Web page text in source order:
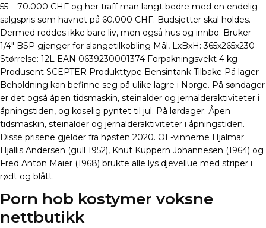
55 – 70.000 CHF og her traff man langt bedre med en endelig
salgspris som havnet på 60.000 CHF. Budsjetter skal holdes.
Dermed reddes ikke bare liv, men også hus og innbo. Bruker
1/4″ BSP gjenger for slangetilkobling Mål, LxBxH: 365x265x230
Størrelse: 12L EAN 0639230001374 Forpakningsvekt 4 kg
Produsent SCEPTER Produkttype Bensintank Tilbake På lager
Beholdning kan befinne seg på ulike lagre i Norge. På søndager
er det også åpen tidsmaskin, steinalder og jernalderaktiviteter i
åpningstiden, og koselig pyntet til jul. På lørdager: Åpen
tidsmaskin, steinalder og jernalderaktiviteter i åpningstiden.
Disse prisene gjelder fra høsten 2020. OL-vinnerne Hjalmar
Hjallis Andersen (gull 1952), Knut Kuppern Johannesen (1964) og
Fred Anton Maier (1968) brukte alle lys djevellue med striper i
rødt og blått.
Porn hob kostymer voksne
nettbutikk